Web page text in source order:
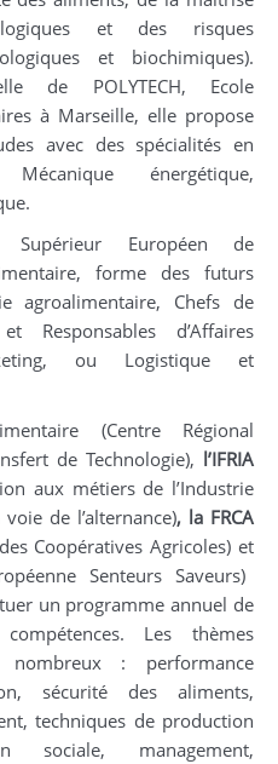
et des risques
et biochimiques).
de POLYTECH, Ecole
à Marseille, elle propose
avec des spécialités en
énergétique,
Européen de
forme des futurs
agroalimentaire, Chefs de
Responsables d’Affaires
ou Logistique et
(Centre Régional
de Technologie), l’IFRIA
aux métiers de l’Industrie
de l’alternance), la FRCA
Coopératives Agricoles) et
Senteurs Saveurs)
un programme annuel de
Les thèmes
: performance
sécurité des aliments,
techniques de production
sociale, management,